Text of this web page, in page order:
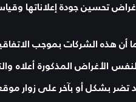
تحسين جودة إعلاناتها
أن هذه الشركات بموجب
الأغراض المذكورة أعلاه
تضر بشكل أو بآخر على زوار